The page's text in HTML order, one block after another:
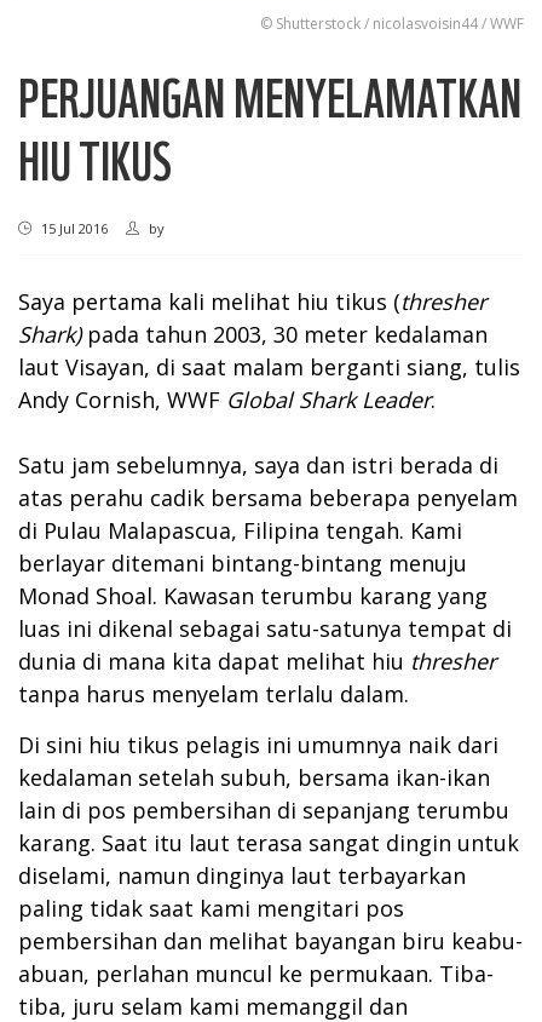
© Shutterstock / nicolasvoisin44 / WWF
PERJUANGAN MENYELAMATKAN
HIU TIKUS
15 Jul 2016 by
Saya pertama kali melihat hiu tikus (thresher
Shark)pada tahun 2003, 30 meter kedalaman
laut Visayan, di saat malam berganti siang, tulis
Andy Cornish, WWF Global SharkLeader.
Satu jam sebelumnya, saya dan istri berada di
atas perahu cadik bersama beberapa penyelam
di Pulau Malapascua, Filipina tengah. Kami
berlayar ditemani bintang-bintang menuju
Monad Shoal. Kawasan terumbu karang yang
luas ini dikenal sebagai satu-satunya tempat di
dunia di mana kita dapat melihat hiu thresher
tanpa harus menyelam terlalu dalam.
Di sini hiu tikus pelagis ini umumnya naik dari
kedalaman setelah subuh, bersama ikan-ikan
lain di pos pembersihan di sepanjang terumbu
karang. Saat itu laut terasa sangat dingin untuk
diselami, namun dinginya laut terbayarkan
paling tidak saat kami mengitari pos
pembersihan dan melihat bayangan biru keabu-
abuan, perlahan muncul ke permukaan. Tiba-
tiba, juru selam kami memanggil dan